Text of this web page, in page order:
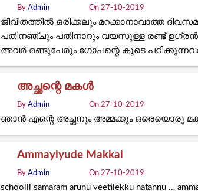
ByAdmin On 27-10-2019
ജീവിതത്തിൽ ഒരിക്കലും മറക്കാനാവാത്ത
പതിനഞ്ചും പതിനാറും വയസുള്ള രണ്ട് ഉഗ്രൻ
അവർ രണ്ടുപേരും ഗോപന്റെ കുടെ
അച്ഛന്റെ മകൾ
ByAdmin On 27-10-2019
ഞാൻ എന്റെ അച്ഛനും അമ്മക്കും ഒരെയൊരു
Ammayiyude Makkal
ByAdmin On 27-10-2019
schoolil samaram arunu veetilekku natannu …